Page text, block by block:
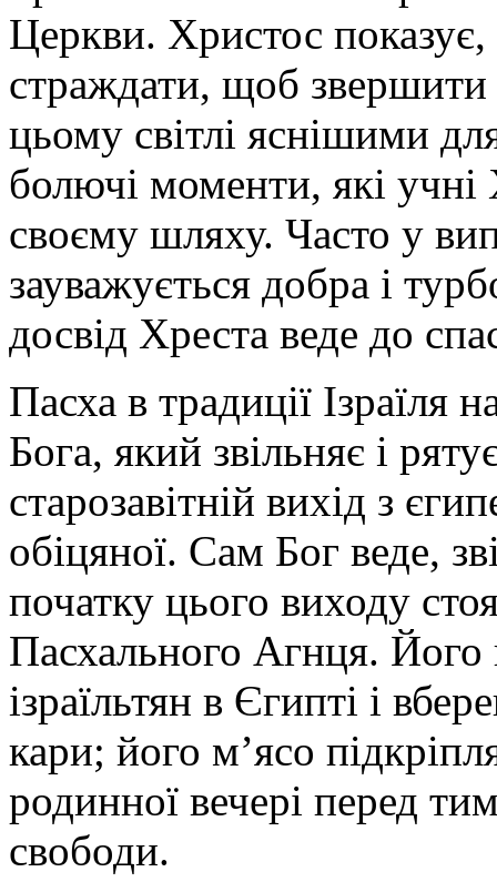
Церкви. Христос
страждати, щоб звершити
цьому світлі яснішими
болючі моменти, які учні
своєму шляху. Часто у
зауважується добра і
досвід Хреста веде до
Пасха в традиції Ізраїля
Бога, який звільняє і
старозавітній вихід з
обіцяної. Сам Бог веде,
початку цього виходу
Пасхального Агнця. Його
ізраїльтян в Єгипті і
кари; його м’ясо
родинної вечері перед
свободи.